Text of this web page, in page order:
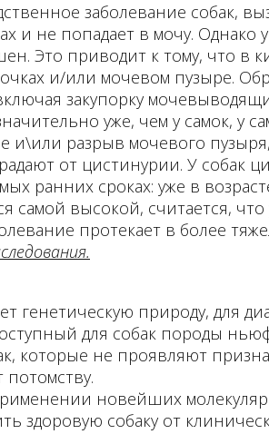
заболевание собак,
и не попадает в мочу.
Это приводит к тому, что в
и/или мочевом пузыре.
закупорку
уже, чем у самок, у
и\или разрыв мочевого
от цистинурии. У собак
ранних сроках: уже в
самой высокой, считается,
протекает в более
.
генетическую природу, для
для собак породы
которые не проявляют
потомству.
новейших
здоровую собаку от